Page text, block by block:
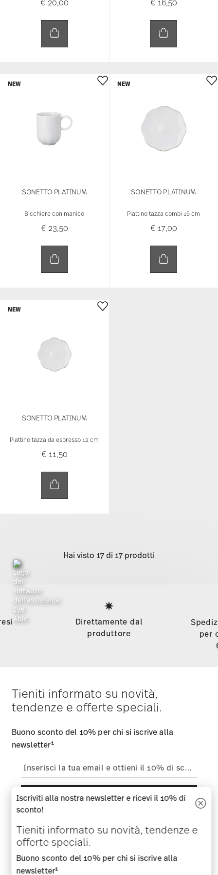
SONETTO PLATINUM
Bicchiere con manico
€ 23,50
NEW
SONETTO PLATINUM
Piattino tazza combi 16 cm
€ 17,00
NEW
SONETTO PLATINUM
Piattino tazza da espresso 12 cm
€ 11,50
NEW
Hai visto 17 di 17 prodotti
Footer
Services
Direttamente dal
produttore
per
Tieniti informato su novità,
tendenze e offerte speciali.
Buono sconto del 10% per chi si iscrive alla
newsletter1
Iscrivitii
Confermo di avere piú di 16 anni e mi abbono alla newsletter di
Rosenthal sui temi porcellane, accessori per la tavola, per la
cucina e per la casa della ditta Rosenthal GmbH. In qualsiasi
´apposito link nella newsletter. Ulteriori informazioni su:
dati.
Iscriviti alla nostra newsletter e ricevi il 10% di
sconto!
Tieniti informato su novità, tendenze e
offerte speciali.
Buono sconto del 10% per chi si iscrive alla
newsletter1